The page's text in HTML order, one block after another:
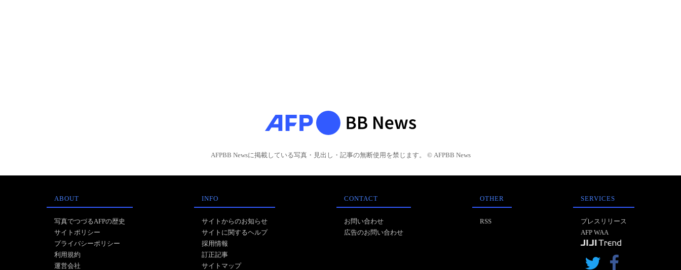
AFPBB Newsに掲載している写真・見出し・記事の無断使用を禁じます。 © AFPBB News
ABOUT
写真でつづるAFPの歴史
サイトポリシー
プライバシーポリシー
利用規約
運営会社
INFO
サイトからのお知らせ
サイトに関するヘルプ
採用情報
訂正記事
サイトマップ
CONTACT
お問い合わせ
広告のお問い合わせ
OTHER
RSS
SERVICES
プレスリリース
AFP WAA